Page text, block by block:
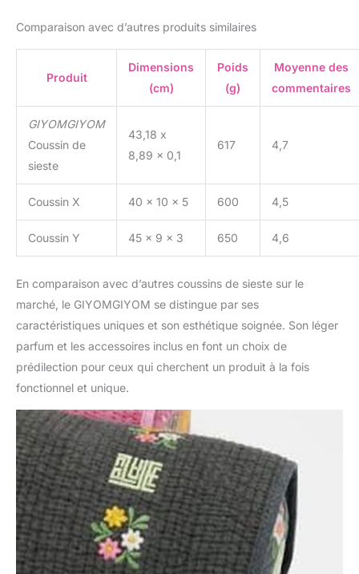
Comparaison avec d’autres produits similaires
Produit
Dimensions
(cm)
Poids
(g)
Moyenne des
commentaires
GIYOMGIYOM
Coussin de
sieste
43,18 x
8,89 x 0,1
617 4,7
Coussin X 40 x 10 x 5 600 4,5
Coussin Y 45 x 9 x 3 650 4,6
En comparaison avec d’autres coussins de sieste sur le
marché, le GIYOMGIYOM se distingue par ses
caractéristiques uniques et son esthétique soignée. Son léger
parfum et les accessoires inclus en font un choix de
prédilection pour ceux qui cherchent un produit à la fois
fonctionnel et unique.